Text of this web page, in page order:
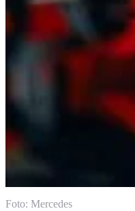
Foto: Mercedes